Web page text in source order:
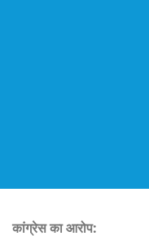
कांग्रेस का आरोप: